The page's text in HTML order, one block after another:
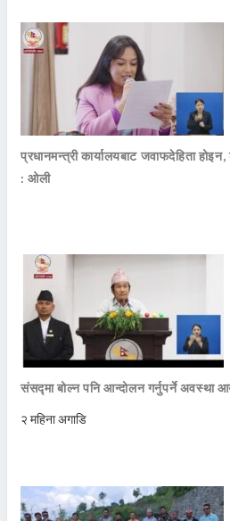
प्रधानमन्त्री कार्यालयबाट जवाफदेहिता
: ओली
संसद्मा बोल्न पनि आन्दोलन गर्नुपर्ने अवस्था
२ महिना अगाडि